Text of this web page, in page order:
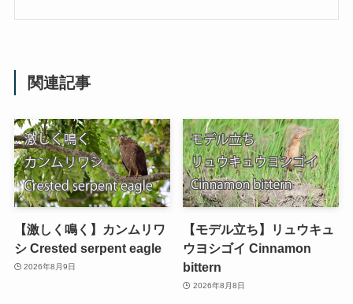
関連記事
【激しく鳴く】カンムリワ
シ Crested serpent eagle
2026年8月9日
【モデル立ち】リュウキュ
ウヨシゴイ Cinnamon
bittern
2026年8月8日